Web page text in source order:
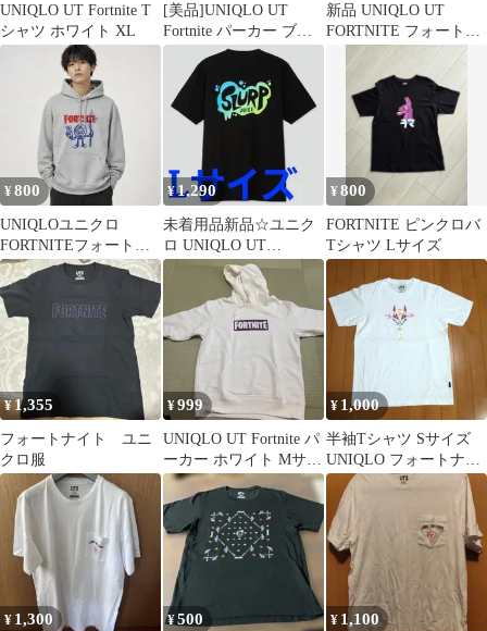
UNIQLO UT Fortnite T
シャツ ホワイト XL
[美品]UNIQLO UT
Fortnite パーカー ブル
ー
新品 UNIQLO UT
FORTNITE フォートナ
¥800
UNIQLOユニクロ
FORTNITEフォートナ
イト パーカー (M)
¥1,290
未着用品新品☆ユニク
ロ UNIQLO UT
FORTNITE Tシャツ L
¥800
FORTNITE ピンクロバ
Tシャツ Lサイズ
¥1,355
フォートナイト ユニ
クロ服
¥999
UNIQLO UT Fortnite パ
ーカー ホワイト Mサイ
ズ
¥ 1,000
半袖Tシャツ Sサイズ
UNIQLO フォートナイ
ト Fortnite
¥ 1,300 ¥500 ¥ 1,100